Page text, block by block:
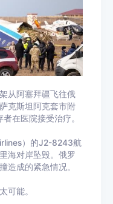
从阿塞拜疆飞往俄
克斯坦阿克套市附
在医院接受治疗。
）的J2-8243航
海对岸坠毁。俄罗
造成的紧急情况。
可能。